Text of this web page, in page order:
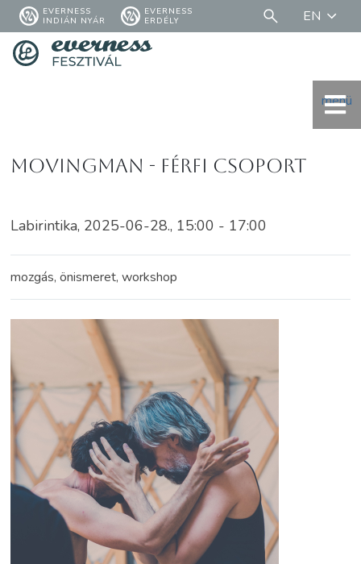
EVERNESS
INDIÁN NYÁR
EVERNESS
ERDÉLY
EN
menü
MovingMan - férfi csoport
Labirintika, 2025-06-28., 15:00 - 17:00
mozgás, önismeret, workshop